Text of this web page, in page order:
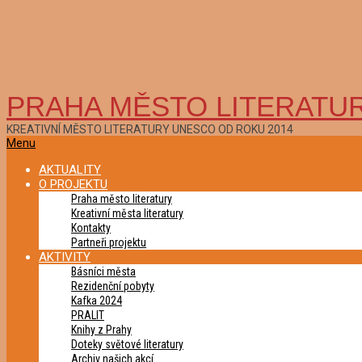
PRAHA MĚSTO
KREATIVNÍ MĚSTO LITERATURY UNESCO OD ROKU 2014
Primary
Menu
Menu
AKTUALITY
O PROJEKTU
Praha město literatury
Kreativní města literatury
Kontakty
Partneři projektu
AKTIVITY
Básníci města
Rezidenční pobyty
Kafka 2024
PRALIT
Knihy z Prahy
Doteky světové literatury
Archiv našich akcí